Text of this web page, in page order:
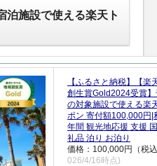
泊施設で使える楽天ト
【ふるさと納税】【楽
創生賞Gold2024受賞
の対象施設で使える楽
ポン 寄付額100,000円|
年間 観光地応援 支援
礼品 泊り お泊り
価格：100,000円（税
026/4/16時点)